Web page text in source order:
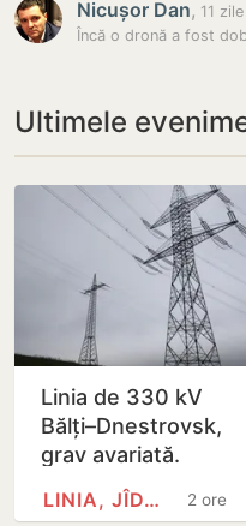
Nicușor Dan, 11 zile
Ultimele
Linia de 330 kV
Bălți–Dnestrovsk,
grav avariată.
Restabilirea ar
putea dura peste
2 ore
LINIA, JÎDACIV